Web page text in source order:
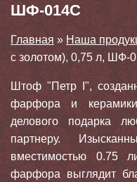
ШФ-014С
Главная » Наша
с золотом), 0,75 л, ШФ-
Штоф "Петр I",
фарфора и
делового подарка
партнеру.
вместимостью 0.75
фарфора выглядит